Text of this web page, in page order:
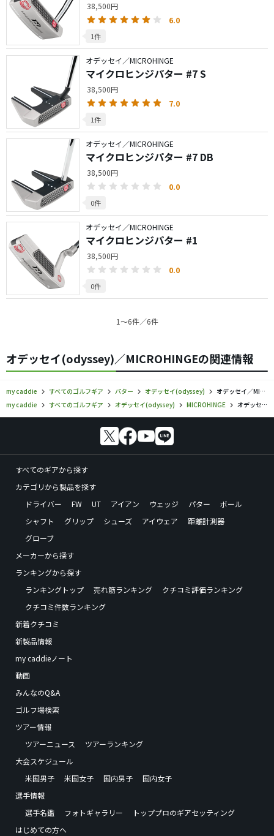
38,500円
6.0
1件
オデッセイ／MICROHINGE
マイクロヒンジパター #7 S
38,500円
7.0
1件
オデッセイ／MICROHINGE
マイクロヒンジパター #7 DB
38,500円
0.0
0件
オデッセイ／MICROHINGE
マイクロヒンジパター #1
38,500円
0.0
0件
1〜6件／6件
オデッセイ(odyssey)／MICROHINGEの関連情報
my caddie すべてのゴルフギア パター オデッセイ(odyssey)
オデッセイ／MICROHINGE／パターの口コミ評価
my caddie
すべてのゴルフギア オデッセイ(odyssey) MICROHINGE オデッセイ／MICROHINGE／パターの口コミ評価
すべてのギアから探す
カテゴリから製品を探す
ドライバー
FW UT アイアン ウェッジ パター
ボール
シャフト
グリップ シューズ アイウェア
距離計測器
グローブ
メーカーから探す
ランキングから探す
ランキングトップ
売れ筋ランキング
クチコミ評価ランキング
クチコミ件数ランキング
新着クチコミ
新製品情報
my caddieノート
動画
みんなのQ&A
ゴルフ場検索
ツアー情報
ツアーニュース
ツアーランキング
大会スケジュール
米国男子
米国女子 国内男子
国内女子
選手情報
選手名鑑
フォトギャラリー
トッププロのギアセッティング
はじめての方へ